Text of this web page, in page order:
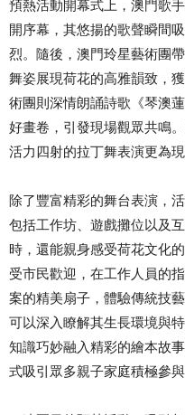
預熱活動開幕式上，澳門歌
開序幕，其悠揚的歌聲瞬間
烈。隨後，澳門玲星藝術團
舞姿展現荷花的高雅韻致，
術團則深情朗誦詩歌《琴澳
好畫卷，引發現場觀眾共鳴
活力四射的拉丁舞表演更為現
除了豐富精彩的舞台表演，
包括工作坊、遊戲攤位以及
時，還能親身感受荷花文化
受市民歡迎，在工作人員的
案的精美扇子，體驗傳統技
可以深入瞭解其生長環境與
知識巧妙融入精彩的繪本故
式吸引眾多親子家庭積極參